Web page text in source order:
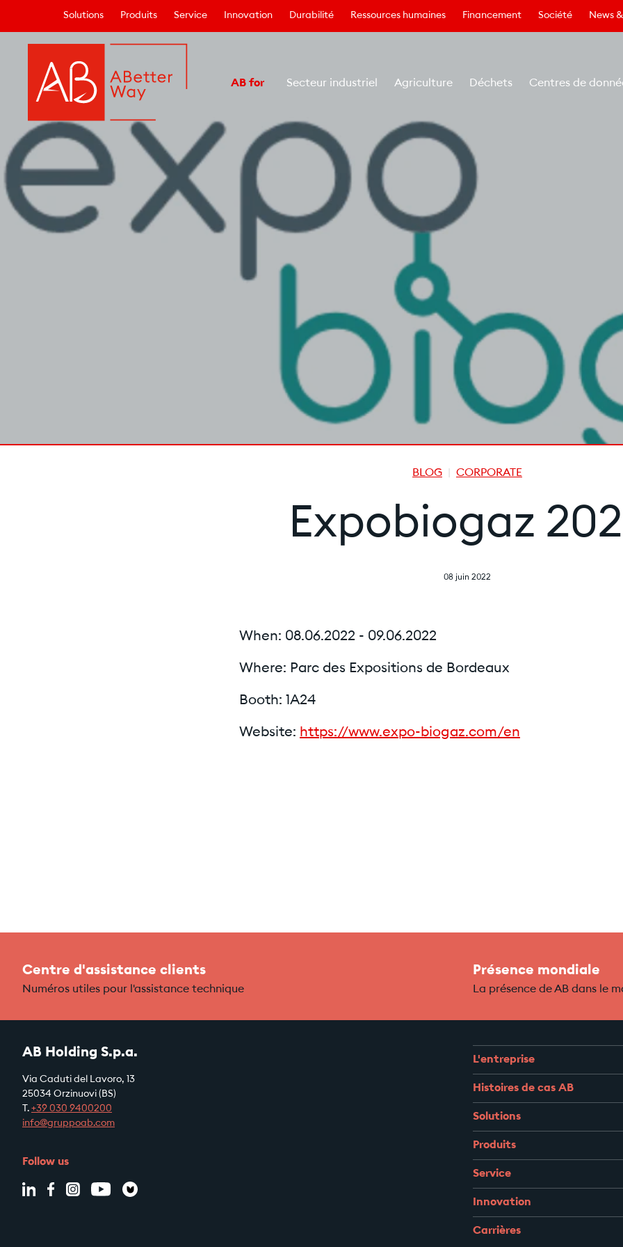
Solutions Produits Service Innovation Durabilité Ressources humaines Financement Société News
AB for Secteur industriel Agriculture Déchets Centres de
BLOG CORPORATE
Expobiogaz
08 juin 2022
When: 08.06.2022 - 09.06.2022
Where: Parc des Expositions de Bordeaux
Booth: 1A24
Website: https://www.expo-biogaz.com/en
Centre d'assistance clients
Numéros utiles pour l'assistance technique
Présence mondiale
La présence de AB dans le
AB Holding S.p.a.
Via Caduti del Lavoro, 13
25034 Orzinuovi (BS)
T. +39 030 9400200
info@gruppoab.com
Follow us
L'entreprise
Histoires de cas AB
Solutions
Produits
Service
Innovation
Carrières